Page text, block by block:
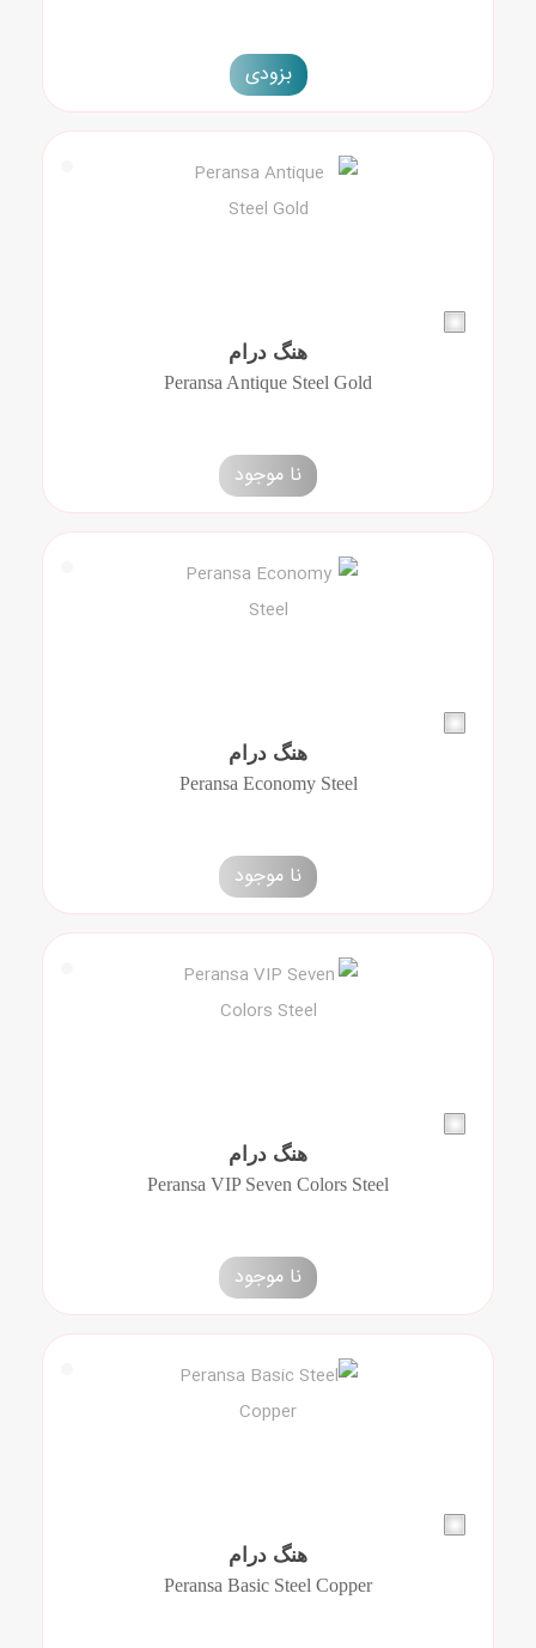
بزودی
هنگ درام
Peransa Antique Steel Gold
نا موجود
هنگ درام
Peransa Economy Steel
نا موجود
هنگ درام
Peransa VIP Seven Colors Steel
نا موجود
هنگ درام
Peransa Basic Steel Copper